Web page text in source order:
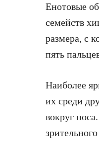
Енотовые
семейств
размера, с
пять
Наиболее
их среди
вокруг